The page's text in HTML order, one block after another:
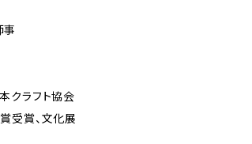
事
クラフト協会
受賞、文化展